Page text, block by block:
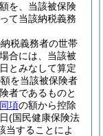
を、当該被保険
て当該納税義務
税義務者の世帯
合には、当該被
とみなして算定
を当該被保険者
者であるものと
同項の額から控除
(国民健康保険法
当することによ